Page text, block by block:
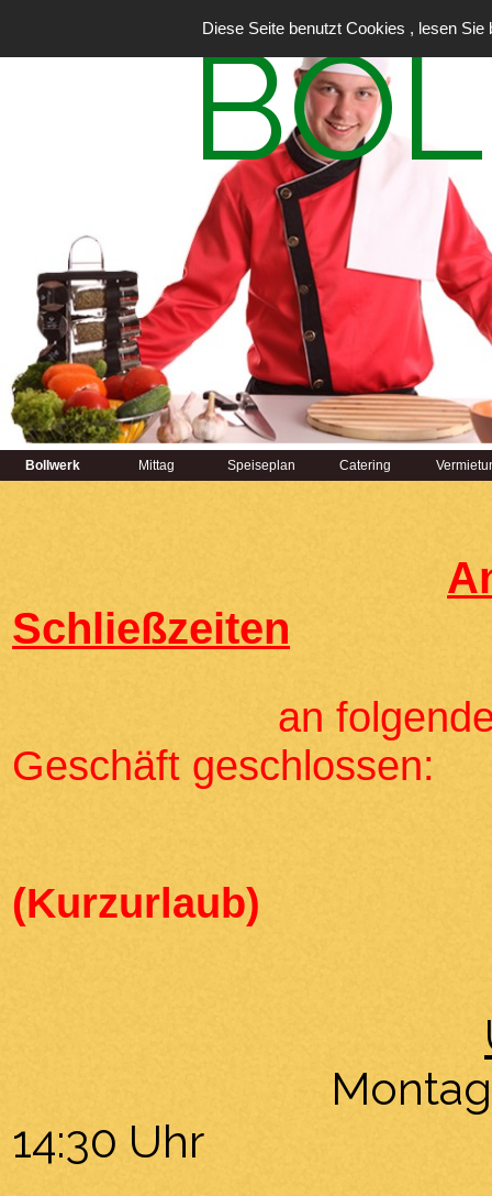
Diese Seite benutzt Cookies , lesen
Bollwerk Mittag Speiseplan Catering
Schließzeiten
an folgenden
Geschäft geschlossen:
(Kurzurlaub)
Montag bis
14:30 Uhr